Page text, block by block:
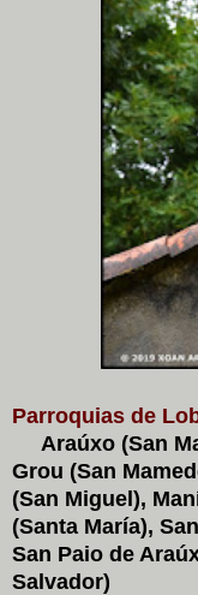
Parroquias de
Araúxo (San
Grou (San
(San Miguel),
(Santa María),
San Paio de
Salvador)